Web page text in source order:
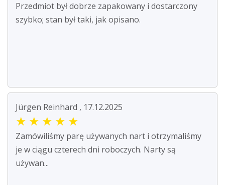
Przedmiot był dobrze zapakowany i dostarczony
szybko; stan był taki, jak opisano.
Jürgen Reinhard , 17.12.2025
★ ★ ★ ★ ★
Zamówiliśmy parę używanych nart i otrzymaliśmy
je w ciągu czterech dni roboczych. Narty są
używan...